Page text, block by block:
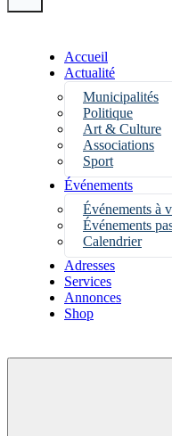
Accueil
Actualité
Municipalités
Politique
Art & Culture
Associations
Sport
Événements
Événements à
Événements
Calendrier
Adresses
Services
Annonces
Shop